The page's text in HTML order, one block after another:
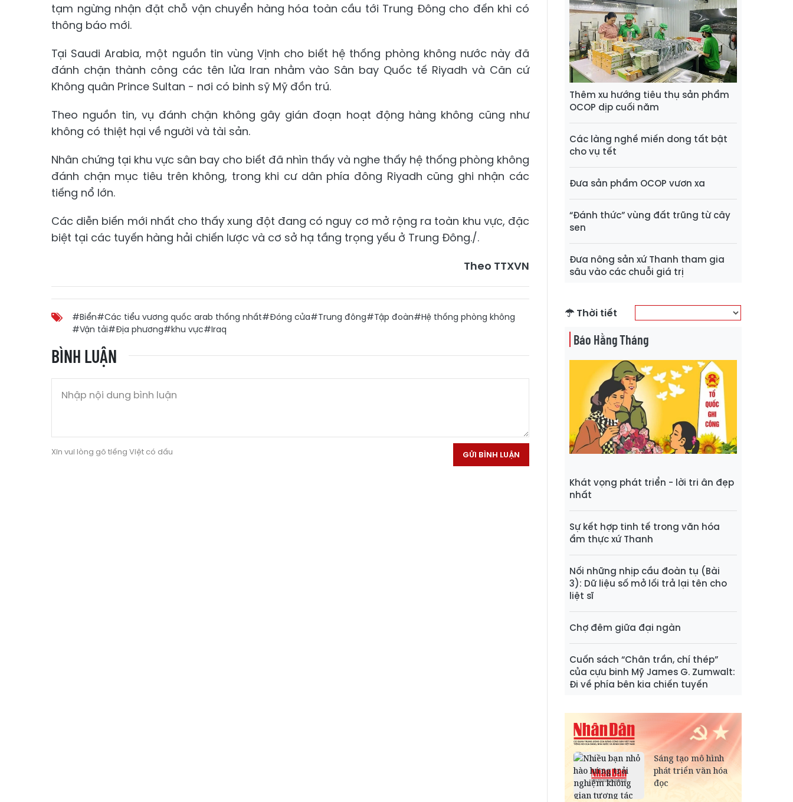
tạm ngừng nhận đặt chỗ vận chuyển hàng hóa toàn cầu tới Trung Đông cho đến khi có
thông báo mới.
Tại Saudi Arabia, một nguồn tin vùng Vịnh cho biết hệ thống phòng không nước này đã
đánh chặn thành công các tên lửa Iran nhằm vào Sân bay Quốc tế Riyadh và Căn cứ
Không quân Prince Sultan - nơi có binh sỹ Mỹ đồn trú.
Theo nguồn tin, vụ đánh chặn không gây gián đoạn hoạt động hàng không cũng như
không có thiệt hại về người và tài sản.
Nhân chứng tại khu vực sân bay cho biết đã nhìn thấy và nghe thấy hệ thống phòng không
đánh chặn mục tiêu trên không, trong khi cư dân phía đông Riyadh cũng ghi nhận các
tiếng nổ lớn.
Các diễn biến mới nhất cho thấy xung đột đang có nguy cơ mở rộng ra toàn khu vực, đặc
biệt tại các tuyến hàng hải chiến lược và cơ sở hạ tầng trọng yếu ở Trung Đông./.
Theo TTXVN
#Biển#Các tiểu vương quốc arab thống nhất#Đóng cửa#Trung đông#Tập đoàn#Hệ thống phòng không
#Vận tải#Địa phương#khu vực#Iraq
BÌNH LUẬN
Xin vui lòng gõ tiếng Việt có dấu GỬI BÌNH LUẬN
Thêm xu hướng tiêu thụ sản phẩm
OCOP dịp cuối năm
Các làng nghề miến dong tất bật
cho vụ tết
Đưa sản phẩm OCOP vươn xa
“Đánh thức” vùng đất trũng từ cây
sen
Đưa nông sản xứ Thanh tham gia
sâu vào các chuỗi giá trị
Thời tiết
Báo Hằng Tháng
Khát vọng phát triển - lời tri ân đẹp
nhất
Sự kết hợp tinh tế trong văn hóa
ẩm thực xứ Thanh
Nối những nhịp cầu đoàn tụ (Bài
3): Dữ liệu số mở lối trả lại tên cho
liệt sĩ
Chợ đêm giữa đại ngàn
Cuốn sách “Chân trần, chí thép”
của cựu binh Mỹ James G. Zumwalt:
Đi về phía bên kia chiến tuyến